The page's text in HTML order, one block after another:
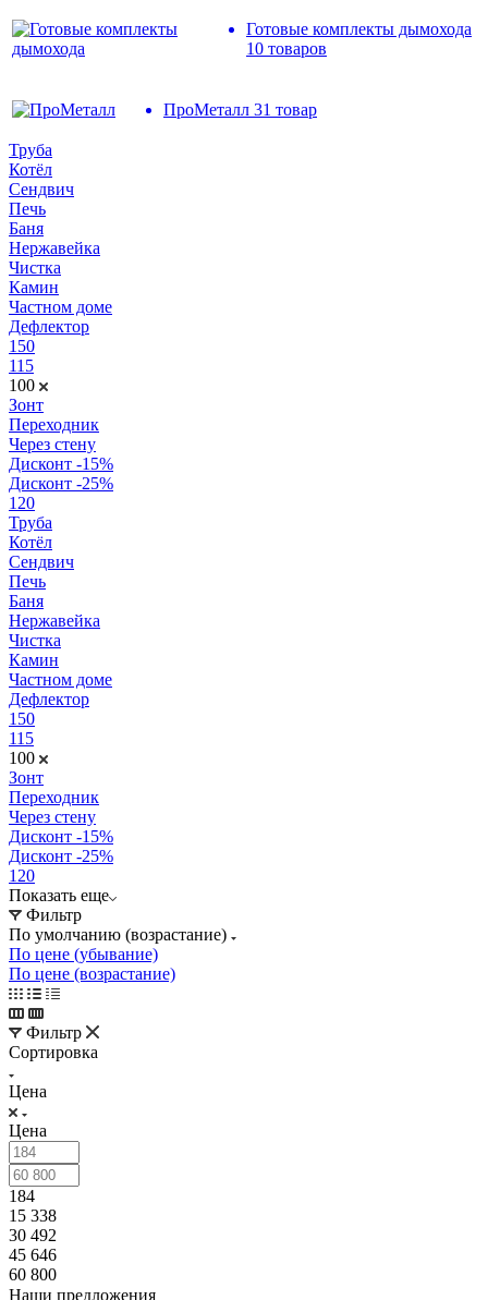
Готовые комплекты дымохода
10 товаров
ПроМеталл 31 товар
Труба
Котёл
Сендвич
Печь
Баня
Нержавейка
Чистка
Камин
Частном доме
Дефлектор
150
115
100
Зонт
Переходник
Через стену
Дисконт -15%
Дисконт -25%
120
Труба
Котёл
Сендвич
Печь
Баня
Нержавейка
Чистка
Камин
Частном доме
Дефлектор
150
115
100
Зонт
Переходник
Через стену
Дисконт -15%
Дисконт -25%
120
Показать еще
Фильтр
По умолчанию (возрастание)
По цене (убывание)
По цене (возрастание)
Фильтр
Сортировка
Цена
Цена
184
15 338
30 492
45 646
60 800
Наши предложения